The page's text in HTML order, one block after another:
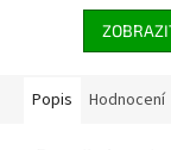
Popis Hodnocení